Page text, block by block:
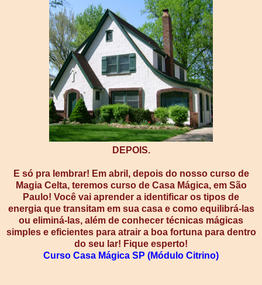
DEPOIS.
E só pra lembrar! Em abril, depois do nosso curso de
Magia Celta, teremos curso de Casa Mágica, em São
Paulo! Você vai aprender a identificar os tipos de
energia que transitam em sua casa e como equilibrá-las
ou eliminá-las, além de conhecer técnicas mágicas
simples e eficientes para atrair a boa fortuna para dentro
do seu lar! Fique esperto!
Curso Casa Mágica SP (Módulo Citrino)